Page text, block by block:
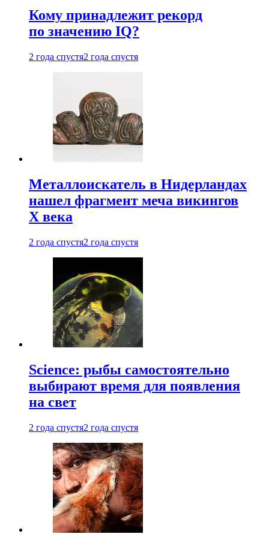
Кому принадлежит рекорд
по значению IQ?
2 года спустя2 года спустя
Металлоискатель в Нидерландах
нашел фрагмент меча викингов
X века
2 года спустя2 года спустя
Science: рыбы самостоятельно
выбирают время для появления
на свет
2 года спустя2 года спустя